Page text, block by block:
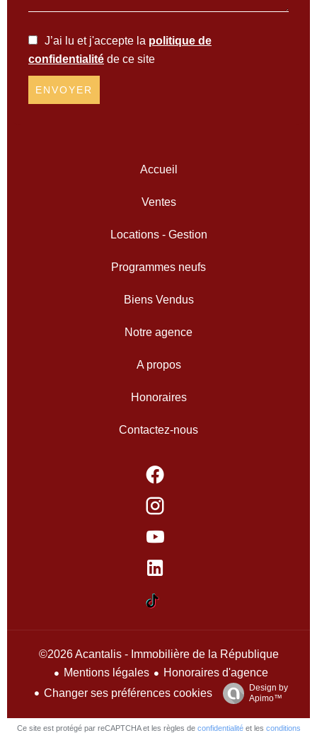
J’ai lu et j'accepte la politique de
confidentialité de ce site
ENVOYER
Accueil
Ventes
Locations - Gestion
Programmes neufs
Biens Vendus
Notre agence
A propos
Honoraires
Contactez-nous
©2026 Acantalis - Immobilière de la République
Mentions légales
Honoraires d'agence
Changer ses préférences cookies
Design by
Apimo™
Ce site est protégé par reCAPTCHA et les règles de confidentialitéet les conditions